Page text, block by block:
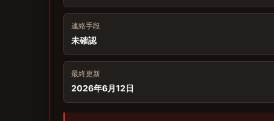
連絡手段
未確認
最終更新
2026年6月12日